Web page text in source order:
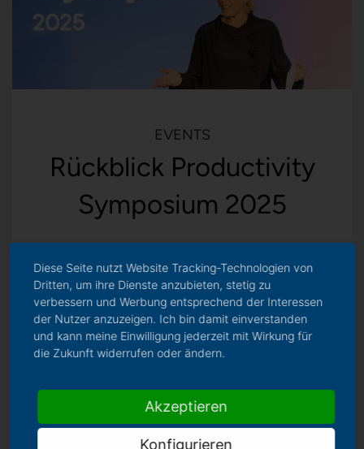
EVENTS
Rückblick Productivity
Symposium 2025
Strukturkrise in Deutschland - Wege
und Lösungen für den Mittelstand. Mit
240 Teilnehmenden war das 6.
Productivity Symposium der Concept
AG in Kooperation mit der Bansbach
Mehr
Diese Seite nutzt Website Tracking-Technologien von
Dritten, um ihre Dienste anzubieten, stetig zu
verbessern und Werbung entsprechend der Interessen
der Nutzer anzuzeigen. Ich bin damit einverstanden
und kann meine Einwilligung jederzeit mit Wirkung für
die Zukunft widerrufen oder ändern.
Akzeptieren
Konfigurieren